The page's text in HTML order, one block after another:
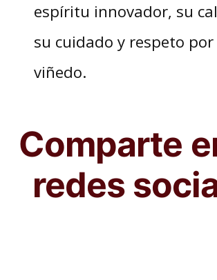
espíritu innovador, su
su cuidado y respeto por
viñedo.
Comparte
redes